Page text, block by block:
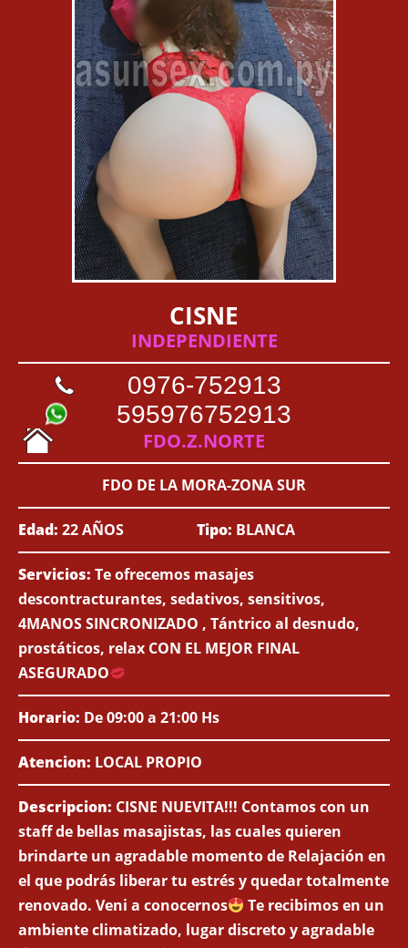
CISNE
INDEPENDIENTE
0976-752913
595976752913
FDO.Z.NORTE
FDO DE LA MORA-ZONA SUR
Edad: 22 AÑOS Tipo: BLANCA
Servicios: Te ofrecemos masajes
descontracturantes, sedativos, sensitivos,
4MANOS SINCRONIZADO , Tántrico al desnudo,
prostáticos, relax CON EL MEJOR FINAL
ASEGURADO
Horario: De 09:00 a 21:00 Hs
Atencion: LOCAL PROPIO
Descripcion: CISNE NUEVITA!!! Contamos con un
staff de bellas masajistas, las cuales quieren
brindarte un agradable momento de Relajación en
el que podrás liberar tu estrés y quedar totalmente
renovado. Veni a conocernos
Te recibimos en un
ambiente climatizado, lugar discreto y agradable